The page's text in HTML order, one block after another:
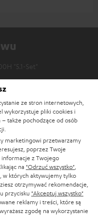
"5.1-Set"
16 / FR / D / C (4 szt.) (ET)
T 500 F/C/FR 16
D 16 – Black
– Black
Black
Black
ze stron internetowych,
wykorzystuje pliki cookies i
także pochodzące od osób
marketingowi przetwarzamy
poprzez Twoje
z Twojego
na "Odrzuć wszystko"
w których aktywujemy tylko
otrzymywać rekomendacje,
przycisku "Akceptuj wszystko"
reklamy i treści, które są
zgodę na wykorzystanie